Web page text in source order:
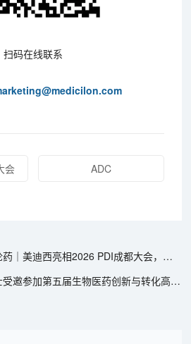
扫码在线联系
会 ADC
相2026 PDI成都大会，分享寡核苷酸非临床研究前沿洞见
参加第五届生物医药创新与转化高峰论坛